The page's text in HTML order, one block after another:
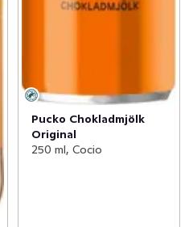
Pucko Chokladmjölk
Original
250 ml, Cocio